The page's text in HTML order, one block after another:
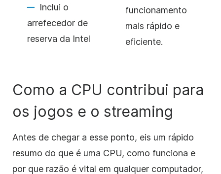
Inclui o
arrefecedor de
reserva da Intel
funcionamento
mais rápido e
eficiente.
Como a CPU contribui para
os jogos e o streaming
Antes de chegar a esse ponto, eis um rápido
resumo do que é uma CPU, como funciona e
por que razão é vital em qualquer computador,